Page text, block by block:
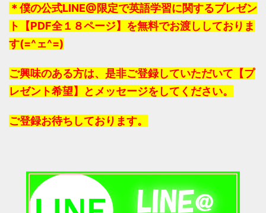
＊僕の公式LINE@限定で英語学習に関するプレゼン
ト【PDF全１８ページ】を無料でお渡ししておりま
す(=^ェ^=)
ご興味のある方は、是非ご登録していただいて【プ
レゼント希望】とメッセージをしてください。
ご登録お待ちしております。